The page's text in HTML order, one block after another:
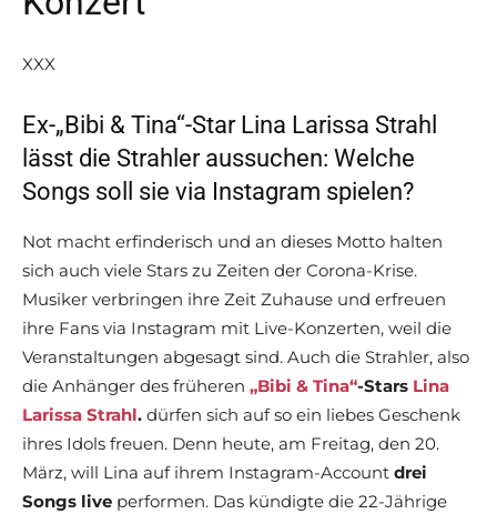
XXX
Ex-„Bibi & Tina“-Star Lina Larissa Strahl
lässt die Strahler aussuchen: Welche
Songs soll sie via Instagram spielen?
Not macht erfinderisch und an dieses Motto halten
sich auch viele Stars zu Zeiten der Corona-Krise.
Musiker verbringen ihre Zeit Zuhause und erfreuen
ihre Fans via Instagram mit Live-Konzerten, weil die
Veranstaltungen abgesagt sind. Auch die Strahler, also
die Anhänger des früheren „Bibi & Tina“-Stars Lina
Larissa Strahl. dürfen sich auf so ein liebes Geschenk
ihres Idols freuen. Denn heute, am Freitag, den 20.
März, will Lina auf ihrem Instagram-Account drei
Songs live performen. Das kündigte die 22-Jährige